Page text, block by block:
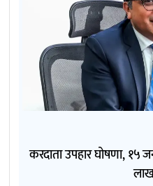
करदाता उपहार घोषणा,